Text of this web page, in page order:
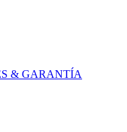
& GARANTÍA